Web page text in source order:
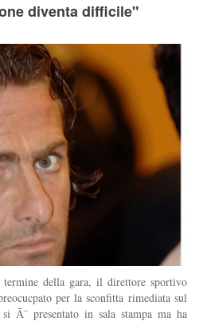
diventa difficile"
della gara, il direttore sportivo
per la sconfitta rimediata sul
Ã¨ presentato in sala stampa ma ha